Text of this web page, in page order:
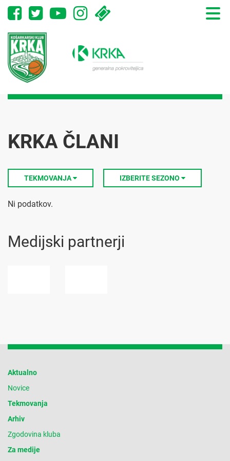
Toggle
KRKA ČLANI
TEKMOVANJA IZBERITE SEZONO
Ni podatkov.
Medijski partnerji
Aktualno
Novice
Tekmovanja
Arhiv
Zgodovina kluba
Za medije